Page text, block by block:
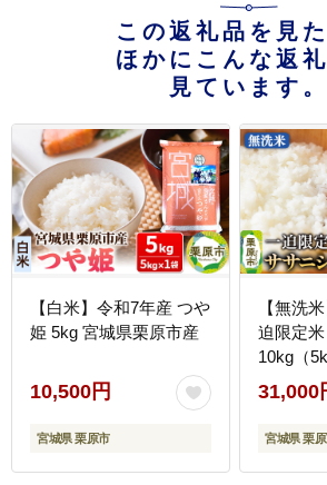
この返礼品を見
ほかにこんな返
見ています。
【白米】令和7年産 つや
姫 5kg 宮城県栗原市産
10,500円
宮城県 栗原市
【無洗
迫限定米 ササニシ
10kg（
31,000
宮城県 栗